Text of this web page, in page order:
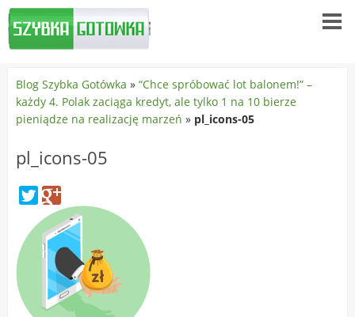
Blog Szybka Gotówka » “Chce spróbować lot balonem!” –
każdy 4. Polak zaciąga kredyt, ale tylko 1 na 10 bierze
pieniądze na realizację marzeń » pl_icons-05
pl_icons-05